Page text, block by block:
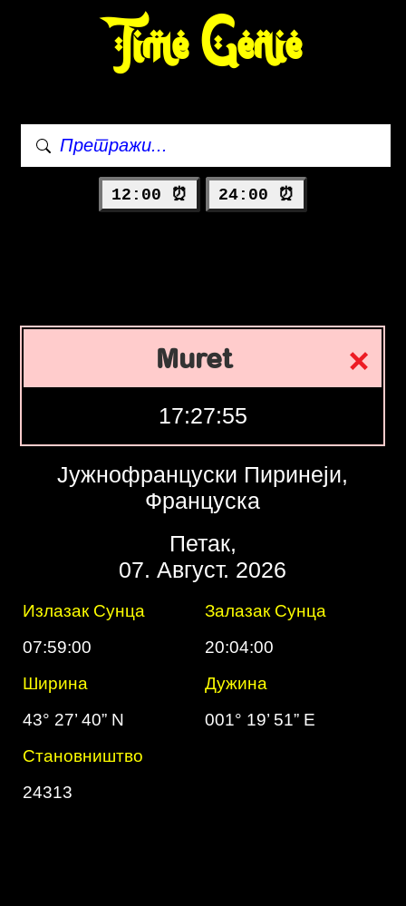
Time Genie
12:00 ⏰ 24:00 ⏰
Muret
17:27:56
Јужнофранцуски Пиринеји,
Француска
Петак,
07. Август. 2026
Излазак Сунца
Залазак Сунца
07:59:00
20:04:00
Ширина
Дужинa
43° 27’ 40” N
001° 19’ 51” E
Cтановништво
24313